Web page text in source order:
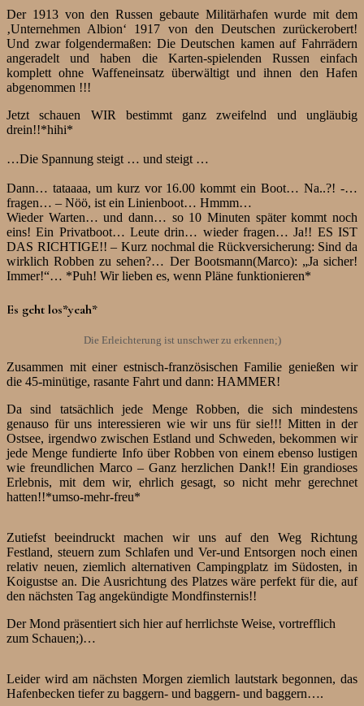
Der 1913 von den Russen gebaute Militärhafen wurde mit dem
‚Unternehmen Albion‘ 1917 von den Deutschen zurückerobert!
Und zwar folgendermaßen: Die Deutschen kamen auf Fahrrädern
angeradelt und haben die Karten-spielenden Russen einfach
komplett ohne Waffeneinsatz überwältigt und ihnen den Hafen
abgenommen !!!
Jetzt schauen WIR bestimmt ganz zweifelnd und ungläubig
drein!!*hihi*
…Die Spannung steigt … und steigt …
Dann… tataaaa, um kurz vor 16.00 kommt ein Boot… Na..?! -…
fragen… – Nöö, ist ein Linienboot… Hmmm…
Wieder Warten… und dann… so 10 Minuten später kommt noch
eins! Ein Privatboot… Leute drin… wieder fragen… Ja!! ES IST
DAS RICHTIGE!! – Kurz nochmal die Rückversicherung: Sind da
wirklich Robben zu sehen?… Der Bootsmann(Marco): „Ja sicher!
Immer!“… *Puh! Wir lieben es, wenn Pläne funktionieren*
Es geht los*yeah*
Die Erleichterung ist unschwer zu erkennen;)
Zusammen mit einer estnisch-französischen Familie genießen wir
die 45-minütige, rasante Fahrt und dann: HAMMER!
Da sind tatsächlich jede Menge Robben, die sich mindestens
genauso für uns interessieren wie wir uns für sie!!! Mitten in der
Ostsee, irgendwo zwischen Estland und Schweden, bekommen wir
jede Menge fundierte Info über Robben von einem ebenso lustigen
wie freundlichen Marco – Ganz herzlichen Dank!! Ein grandioses
Erlebnis, mit dem wir, ehrlich gesagt, so nicht mehr gerechnet
hatten!!*umso-mehr-freu*
Zutiefst beeindruckt machen wir uns auf den Weg Richtung
Festland, steuern zum Schlafen und Ver-und Entsorgen noch einen
relativ neuen, ziemlich alternativen Campingplatz im Südosten, in
Koigustse an. Die Ausrichtung des Platzes wäre perfekt für die, auf
den nächsten Tag angekündigte Mondfinsternis!!
Der Mond präsentiert sich hier auf herrlichste Weise, vortrefflich
zum Schauen;)…
Leider wird am nächsten Morgen ziemlich lautstark begonnen, das
Hafenbecken tiefer zu baggern- und baggern- und baggern….